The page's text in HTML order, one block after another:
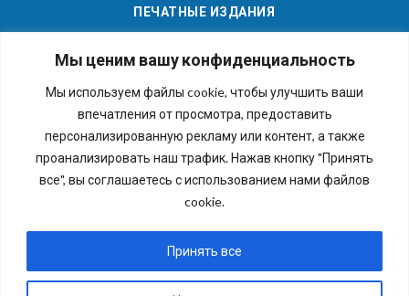
Мы ценим вашу конфиденциальность
Мы используем файлы cookie, чтобы улучшить ваши
впечатления от просмотра, предоставить
персонализированную рекламу или контент, а также
проанализировать наш трафик. Нажав кнопку "Принять
все", вы соглашаетесь с использованием нами файлов
cookie.
Принять все
ПЕЧАТНЫЕ ИЗДАНИЯ
Последние номера наших газет
Copyright © 2026 Внутригородское муниципальное
образование города федерального значения Санкт-
Петербурга муниципальный округ №54. Все права
защищены.